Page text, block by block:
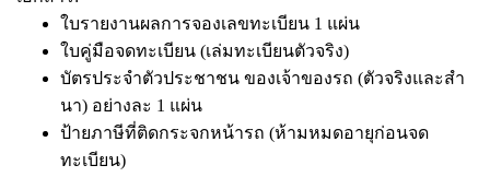
ใบรายงานผลการจองเลขทะเบียน 1 แผ่น
ใบคู่มือจดทะเบียน (เล่มทะเบียนตัวจริง)
บัตรประจำตัวประชาชน ของเจ้าของรถ (ตัวจริงและสำ
นา) อย่างละ 1 แผ่น
ป้ายภาษีที่ติดกระจกหน้ารถ (ห้ามหมดอายุก่อนจด
ทะเบียน)